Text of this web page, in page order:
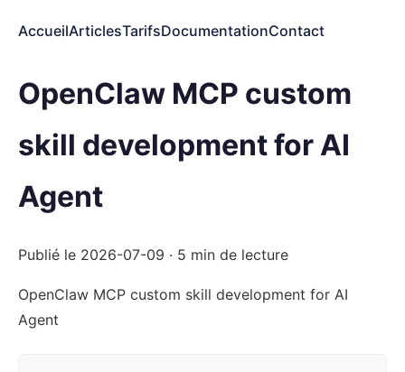
AccueilArticlesTarifsDocumentationContact
OpenClaw MCP custom
skill development for AI
Agent
Publié le 2026-07-09 · 5 min de lecture
OpenClaw MCP custom skill development for AI
Agent